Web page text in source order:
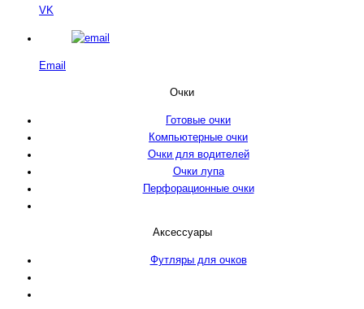
VK
Email
Очки
Готовые очки
Компьютерные очки
Очки для водителей
Очки лупа
Перфорационные очки
Аксессуары
Футляры для очков